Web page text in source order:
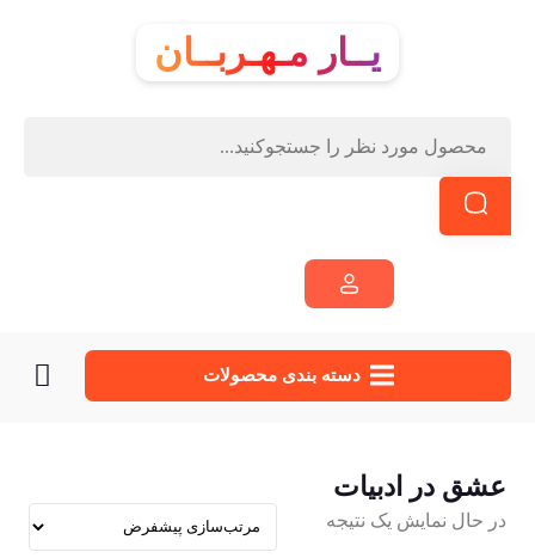
یــار مـهـربــان
دسته‌ بندی محصولات
عشق در ادبیات
در حال نمایش یک نتیجه